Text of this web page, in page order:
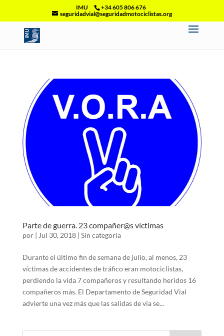
IMU
+34 605 806 676
seguridadvial@seguridadmotociclistas.org
Parte de guerra. 23 compañer@s víctimas
por | Jul 30, 2018| Sin categoría
Durante el último fin de semana de julio, al menos, 23
víctimas de accidentes de tráfico eran motociclistas,
perdiendo la vida 7 compañeros y resultando heridos 16
compañeros más. El Departamento de Seguridad Vial
advierte una vez más que las salidas de vía se...